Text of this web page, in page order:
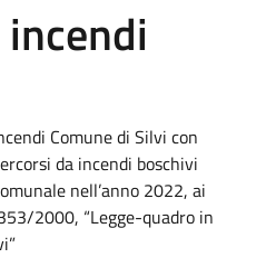
Comune di Silvi con
da incendi boschivi
nell’anno 2022, ai
2000, “Legge-quadro in